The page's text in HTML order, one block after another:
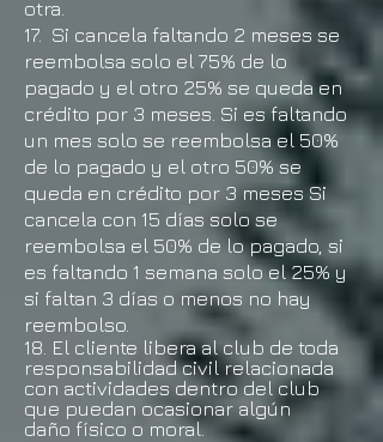
otra.
17. Si cancela faltando 2 meses se
reembolsa solo el 75% de lo
pagado y el otro 25% se queda en
crédito por 3 meses. Si es faltando
un mes solo se reembolsa el 50%
de lo pagado y el otro 50% se
queda en crédito por 3 meses Si
cancela con 15 días solo se
reembolsa el 50% de lo pagado, si
es faltando 1 semana solo el 25% y
si faltan 3 días o menos no hay
reembolso.
18. El cliente libera al club de toda
responsabilidad civil relacionada
con actividades dentro del club
que puedan ocasionar algún
daño físico o moral.